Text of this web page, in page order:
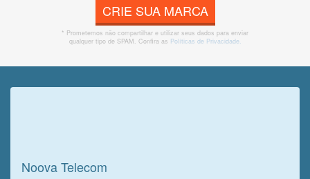
CRIE SUA MARCA
* Prometemos não compartilhar e utilizar seus dados para enviar
qualquer tipo de SPAM. Confira as Políticas de Privacidade.
Noova Telecom